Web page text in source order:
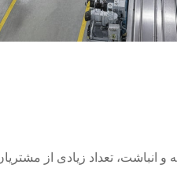
انباشت، تعداد زیادی از